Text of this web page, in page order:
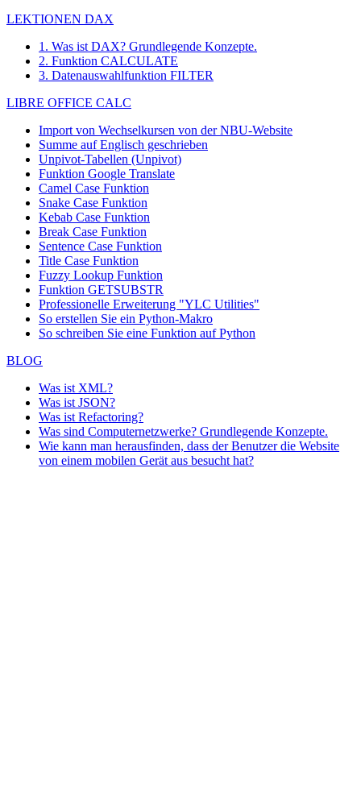
LEKTIONEN DAX
1. Was ist DAX? Grundlegende Konzepte.
2. Funktion CALCULATE
3. Datenauswahlfunktion FILTER
LIBRE OFFICE CALC
Import von Wechselkursen von der NBU-Website
Summe auf Englisch geschrieben
Unpivot-Tabellen (Unpivot)
Funktion Google Translate
Camel Case Funktion
Snake Case Funktion
Kebab Case Funktion
Break Case Funktion
Sentence Case Funktion
Title Case Funktion
Fuzzy Lookup Funktion
Funktion GETSUBSTR
Professionelle Erweiterung "YLC Utilities"
So erstellen Sie ein Python-Makro
So schreiben Sie eine Funktion auf Python
BLOG
Was ist XML?
Was ist JSON?
Was ist Refactoring?
Was sind Computernetzwerke? Grundlegende Konzepte.
Wie kann man herausfinden, dass der Benutzer die Website
von einem mobilen Gerät aus besucht hat?